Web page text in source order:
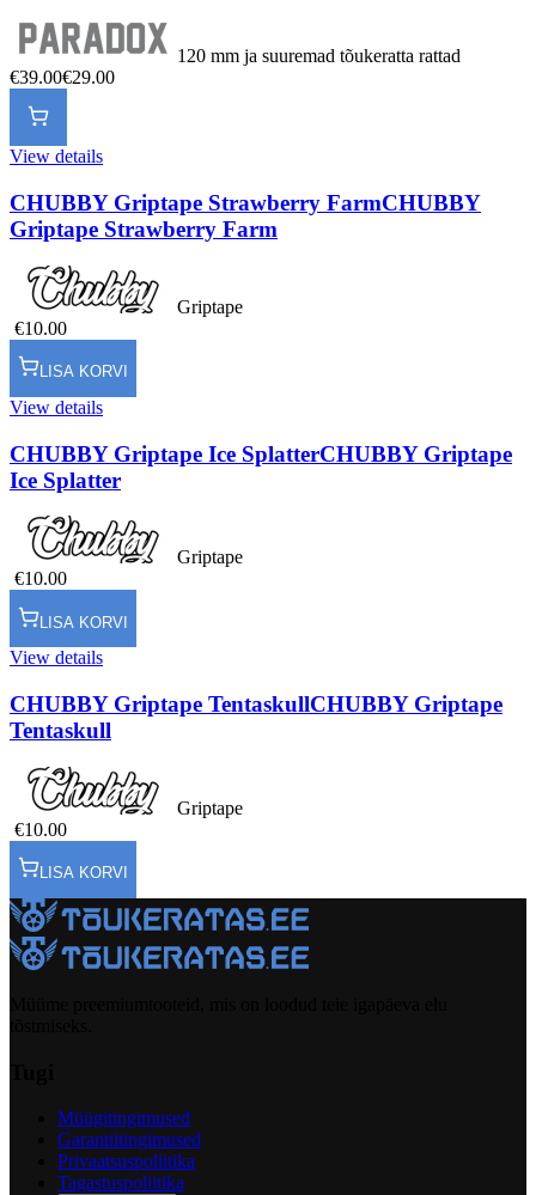
120 mm ja suuremad tõukeratta rattad
€39.00€29.00
View details
CHUBBY Griptape Strawberry FarmCHUBBY
Griptape Strawberry Farm
Griptape
€10.00
LISA KORVI
View details
CHUBBY Griptape Ice SplatterCHUBBY Griptape
Ice Splatter
Griptape
€10.00
LISA KORVI
View details
CHUBBY Griptape TentaskullCHUBBY Griptape
Tentaskull
Griptape
€10.00
LISA KORVI
Müügitingimused
Garantiitingimused
Privaatsuspoliitika
Tagastuspoliitika